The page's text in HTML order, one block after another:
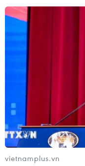
Tổng thống
thượng đỉnh
13/04/2019 14:07
Ngày 13/4, Tổng
gặp thượng đỉnh
Kim Jong-un sẽ là
vietnamplus.vn